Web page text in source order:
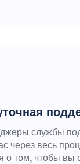
службы
через весь
о том, чтобы вы